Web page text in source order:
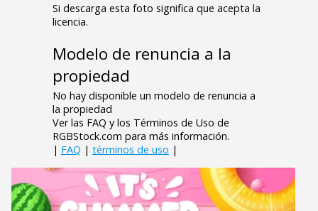
Si descarga esta foto significa que acepta la
licencia.
Modelo de renuncia a la
propiedad
No hay disponible un modelo de renuncia a
la propiedad
Ver las FAQ y los Términos de Uso de
RGBStock.com para más información.
| FAQ | términos de uso |